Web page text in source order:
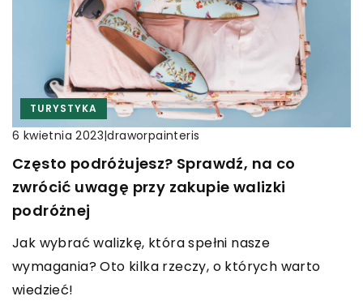
TURYSTYKA
6 kwietnia 2023|draworpainteris
Często podróżujesz? Sprawdź, na co
zwrócić uwagę przy zakupie walizki
podróżnej
Jak wybrać walizkę, która spełni nasze
wymagania? Oto kilka rzeczy, o których warto
wiedzieć!